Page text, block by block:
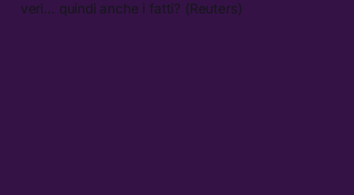
veri… quindi anche i fatti? (Reuters)